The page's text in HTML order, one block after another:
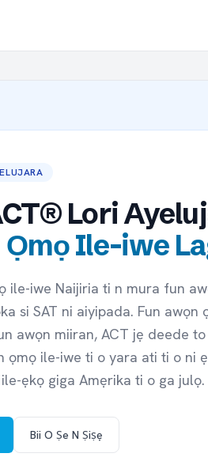
Lori
Ile-iwe
ile-iwe Naijiria ti n mura fun
si SAT ni aiyipada. Fun awọn
awọn miiran, ACT jẹ deede
ile-iwe ti o yara ati ti o ni
ẹkọ giga Amẹrika ti o ga julọ.
Bii O Ṣe N Ṣiṣẹ